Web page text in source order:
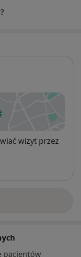
w nowej karcie
wizyt przez
pacjentów